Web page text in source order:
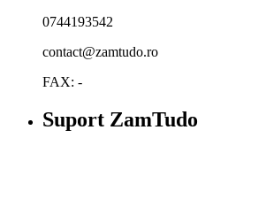
0744193542
contact@zamtudo.ro
FAX: -
Suport ZamTudo